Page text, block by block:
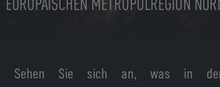
EUROPÄISCHEN METROPOLREGION
Sehen Sie sich an, was in der